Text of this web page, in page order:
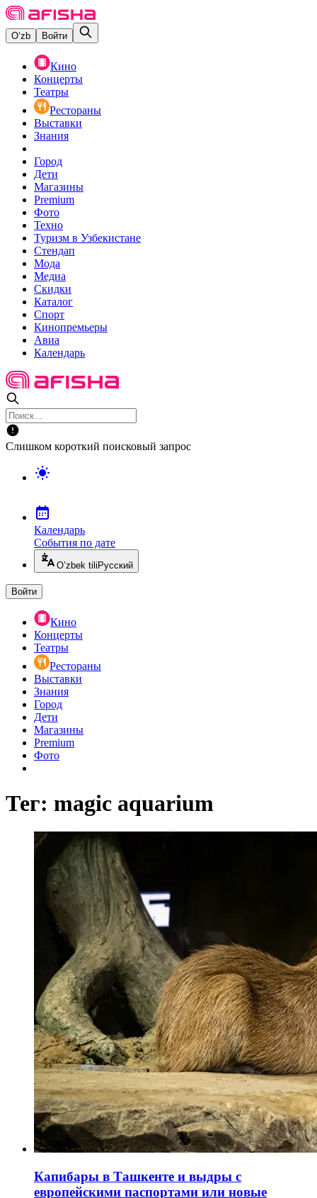
O‘zb Войти
Кино
Концерты
Театры
Рестораны
Выставки
Знания
Город
Дети
Магазины
Premium
Фото
Техно
Туризм в Узбекистане
Стендап
Мода
Медиа
Скидки
Каталог
Спорт
Кинопремьеры
Авиа
Календарь
Слишком короткий поисковый запрос
Календарь
События по дате
O’zbek tili Русский
Войти
Кино
Концерты
Театры
Рестораны
Выставки
Знания
Город
Дети
Магазины
Premium
Фото
Тег: magic aquarium
Капибары в Ташкенте и выдры с
европейскими паспортами или новые